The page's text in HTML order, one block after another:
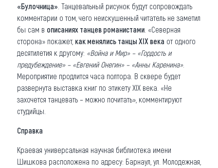
«Булочница» . Танцевальный рисунок будут сопровождать
комментарии о том, чего неискушенный читатель не заметил
бы сам в описаниях танцев романистами . «Северная
сторона» покажет, как менялись танцы ХІХ века от одного
десятилетия к другому: «Война и Мир» – «Гордость и
предубеждение» – «Евгений Онегин» – «Анны Каренина».
Мероприятие продлится часа полтора. В сквере будет
развернута выставка книг по этикету ХІХ века. «Не
захочется танцевать – можно почитать», комментируют
студийцы.
Справка
Краевая универсальная научная библиотека имени
Шишкова расположена по адресу: Барнаул, ул. Молодежная,